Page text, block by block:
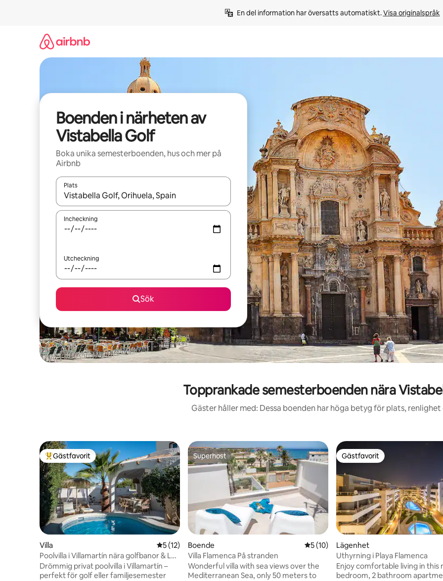
En del information har översatts automatiskt. Visa originalspråk
Boenden i närheten av
Vistabella Golf
Boka unika semesterboenden, hus och mer på
Airbnb
Plats
När resultaten är tillgängliga kan du navigera med upp- och nedåtpilarna eller utforska genom att trycka eller svepa.
Incheckning
Utcheckning
Sök
Topprankade semesterboenden nära
Gäster håller med: Dessa boenden har höga betyg för plats, renlighet
Populär gästfavorit
Gästfavorit
Villa 5 av 5 i genomsnittligt betyg, 12 omdömen
5 (12)
Poolvilla i Villamartín nära golfbanor & La
Zenia
Drömmig privat poolvilla i Villamartín –
perfekt för golf eller familjesemester
Superhost
Superhost
Boende 5 av 5 i genomsnittligt betyg, 10
5 (10)
Villa Flamenca På stranden
Wonderful villa with sea views over the
Mediterranean Sea, only 50 meters to
Gästfavorit
Gästfavorit
Lägenhet
Uthyrning i Playa Flamenca
Enjoy comfortable living in this
bedroom, 2 bathroom